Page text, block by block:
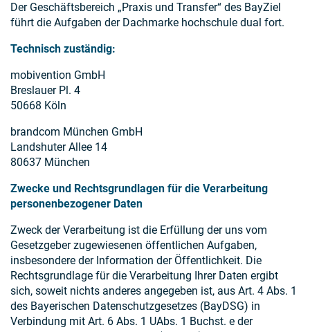
Der Geschäftsbereich „Praxis und Transfer“ des BayZiel
führt die Aufgaben der Dachmarke hochschule dual fort.
Technisch zuständig:
mobivention GmbH
Breslauer Pl. 4
50668 Köln
brandcom München GmbH
Landshuter Allee 14
80637 München
Zwecke und Rechtsgrundlagen für die Verarbeitung
personenbezogener Daten
Zweck der Verarbeitung ist die Erfüllung der uns vom
Gesetzgeber zugewiesenen öffentlichen Aufgaben,
insbesondere der Information der Öffentlichkeit. Die
Rechtsgrundlage für die Verarbeitung Ihrer Daten ergibt
sich, soweit nichts anderes angegeben ist, aus Art. 4 Abs. 1
des Bayerischen Datenschutzgesetzes (BayDSG) in
Verbindung mit Art. 6 Abs. 1 UAbs. 1 Buchst. e der